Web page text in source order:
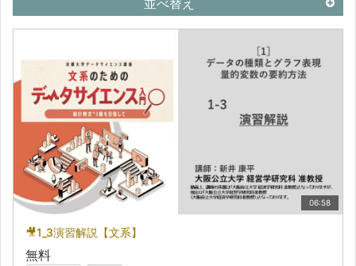
並べ替え
06:58
🎥1_3演習解説【文系】
無料